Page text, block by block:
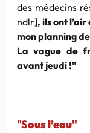
des médecins
ndlr], ils ont
mon planning
La vague de
avant jeudi !"
"Sous l’eau"